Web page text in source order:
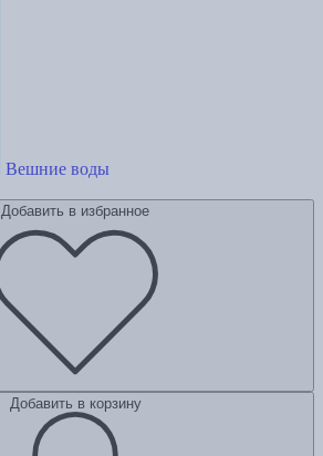
Вешние воды
Добавить в избранное
Добавить в корзину